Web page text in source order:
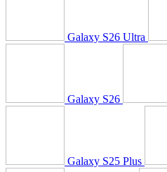
Galaxy S26 Ultra
Galaxy S26
Galaxy S25 Plus